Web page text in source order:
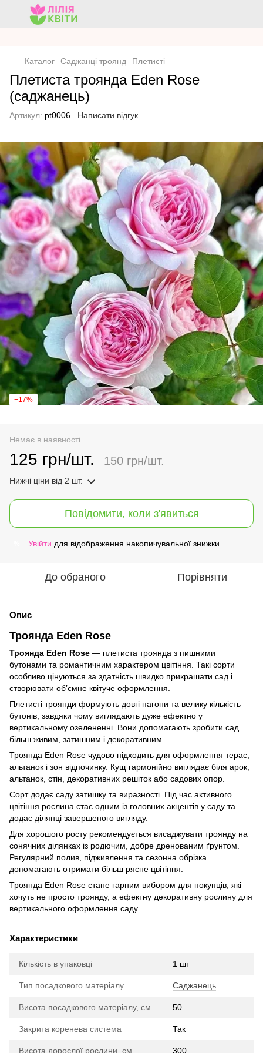
Каталог Саджанці троянд Плетисті
Плетиста троянда Eden Rose
(саджанець)
Артикул: pt0006 Написати відгук
−17%
Немає в наявності
125 грн/шт. 150 грн/шт.
Нижчі ціни від 2 шт.
Повідомити, коли з'явиться
Увійти для відображення накопичувальної знижки
До обраного Порівняти
Опис
Троянда Eden Rose
Троянда Eden Rose — плетиста троянда з пишними
бутонами та романтичним характером цвітіння. Такі сорти
особливо цінуються за здатність швидко прикрашати сад і
створювати об’ємне квітуче оформлення.
Плетисті троянди формують довгі пагони та велику кількість
бутонів, завдяки чому виглядають дуже ефектно у
вертикальному озелененні. Вони допомагають зробити сад
більш живим, затишним і декоративним.
Троянда Eden Rose чудово підходить для оформлення терас,
альтанок і зон відпочинку. Кущ гармонійно виглядає біля арок,
альтанок, стін, декоративних решіток або садових опор.
Сорт додає саду затишку та виразності. Під час активного
цвітіння рослина стає одним із головних акцентів у саду та
додає ділянці завершеного вигляду.
Для хорошого росту рекомендується висаджувати троянду на
сонячних ділянках із родючим, добре дренованим ґрунтом.
Регулярний полив, підживлення та сезонна обрізка
допомагають отримати більш рясне цвітіння.
Троянда Eden Rose стане гарним вибором для покупців, які
хочуть не просто троянду, а ефектну декоративну рослину для
вертикального оформлення саду.
Характеристики
Кількість в упаковці 1 шт
Тип посадкового матеріалу Саджанець
Висота посадкового матеріалу, см 50
Закрита коренева система Так
Висота дорослої рослини, см 300